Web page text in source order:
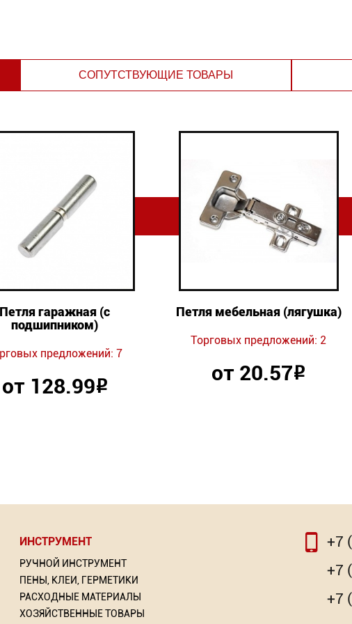
Петля гаражная (с
подшипником)
предложений: 7
от 128.99Р
Петля мебельная (лягушка)
Торговых предложений: 2
от 20.57Р
СОПУТСТВУЮЩИЕ ТОВАРЫ
ИНСТРУМЕНТ
РУЧНОЙ ИНСТРУМЕНТ
ПЕНЫ, КЛЕИ, ГЕРМЕТИКИ
РАСХОДНЫЕ МАТЕРИАЛЫ
ХОЗЯЙСТВЕННЫЕ ТОВАРЫ
+7
+7
+7